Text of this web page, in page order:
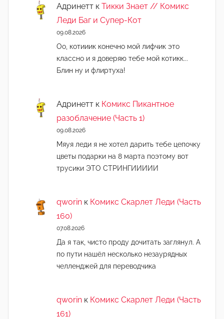
Адринетт к Тикки Знает // Комикс
Леди Баг и Супер-Кот
09.08.2026
Оо, котииик конечно мой лифчик это
классно и я доверяю тебе мой котикк...
Блин ну и флиртуха!
Адринетт к Комикс Пикантное
разоблачение (Часть 1)
09.08.2026
Мяуя леди я не хотел дарить тебе цепочку
цветы подарки на 8 марта поэтому вот
трусики ЭТО СТРИНГИИИИИ
qworin к Комикс Скарлет Леди (Часть
160)
07.08.2026
Да я так, чисто проду дочитать заглянул. А
по пути нашёл несколько незаурядных
челленджей для переводчика
qworin к Комикс Скарлет Леди (Часть
161)